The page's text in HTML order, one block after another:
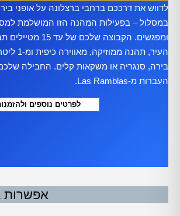
לדווש את דרככם ברחבי ברצלונה על אופני
במסלול – בפעילות המהנה הזו המושלמת
ומפגשים. הקבוצה
בירה, סנגריה או משקאות קלים. החבילה
העברות מ-Las Ramblas.
לפרטים נוספים
אפשרות ביטול